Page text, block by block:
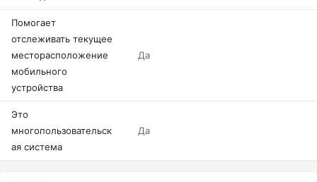
Помогает
отслеживать текущее
месторасположение
мобильного
устройства
Да
Это
многопользовательск
ая система
Да